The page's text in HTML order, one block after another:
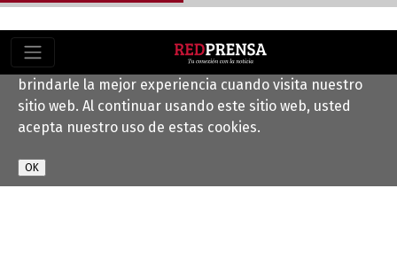
Este sitio web utiliza cookies para ayudarnos a
brindarle la mejor experiencia cuando visita nuestro
sitio web. Al continuar usando este sitio web, usted
acepta nuestro uso de estas cookies.